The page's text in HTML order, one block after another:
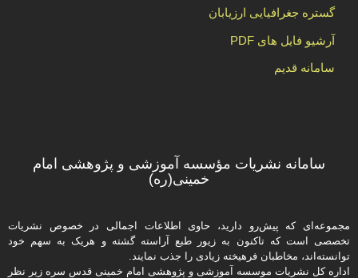
گستره جغرافیایی ارزیابان
آرشیو فایل های PDF
سامانه قدیم
سامانه نشریات مؤسسه آموزشی و پژوهشی امام
خمینی(ره)
مجموعه‌ای که پیش‌رو دارید،‌ حاوی اطلاعات اجمالی در خصوص نشریات
تخصصی است که تاکنون به زیور طبع آراسته گشته و هریک به سهم خود
توانسته‌اند، مخاطبان فرهیخته‌ زیادی را جذب نمایند.
اداره كل نشریات موسسه آموزشی و پژوهشی امام خمینی قدس سره زیر نظر